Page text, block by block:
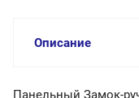
Описание
Панельный Замок-